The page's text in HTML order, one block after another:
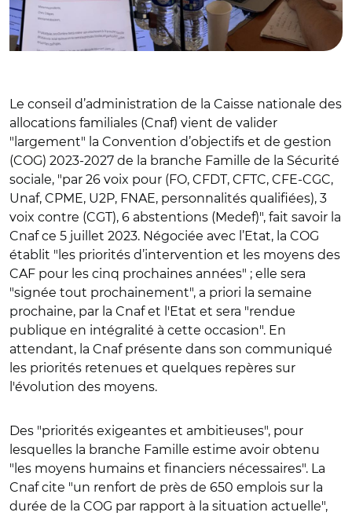
Le conseil d’administration de la Caisse nationale des
allocations familiales (Cnaf) vient de valider
"largement" la Convention d’objectifs et de gestion
(COG) 2023-2027 de la branche Famille de la Sécurité
sociale, "par 26 voix pour (FO, CFDT, CFTC, CFE-CGC,
Unaf, CPME, U2P, FNAE, personnalités qualifiées), 3
voix contre (CGT), 6 abstentions (Medef)", fait savoir la
Cnaf ce 5 juillet 2023. Négociée avec l’Etat, la COG
établit "les priorités d’intervention et les moyens des
CAF pour les cinq prochaines années" ; elle sera
"signée tout prochainement", a priori la semaine
prochaine, par la Cnaf et l'Etat et sera "rendue
publique en intégralité à cette occasion". En
attendant, la Cnaf présente dans son communiqué
les priorités retenues et quelques repères sur
l'évolution des moyens.
Des "priorités exigeantes et ambitieuses", pour
lesquelles la branche Famille estime avoir obtenu
"les moyens humains et financiers nécessaires". La
Cnaf cite "un renfort de près de 650 emplois sur la
durée de la COG par rapport à la situation actuelle",